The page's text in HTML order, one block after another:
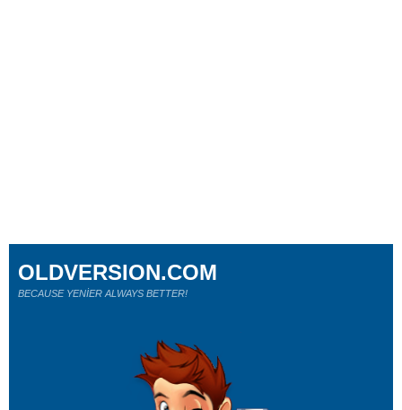
OLDVERSION.COM
BECAUSE YENİER ALWAYS BETTER!